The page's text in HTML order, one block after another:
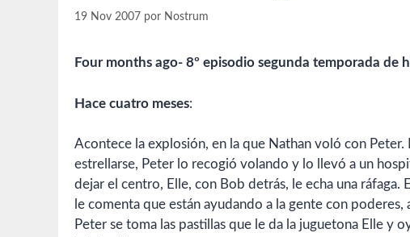
19 Nov 2007 por Nostrum
Four months ago- 8º episodio segunda temporada de
Hace cuatro meses:
Acontece la explosión, en la que Nathan voló con
estrellarse, Peter lo recogió volando y lo llevó a un
dejar el centro, Elle, con Bob detrás, le echa una ráfaga.
le comenta que están ayudando a la gente con
Peter se toma las pastillas que le da la juguetona Elle y